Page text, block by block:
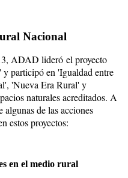
Nacional
ADAD lideró el proyecto
participó en 'Igualdad entre
'Nueva Era Rural' y
naturales acreditados. A
algunas de las acciones
estos proyectos:
en el medio rural